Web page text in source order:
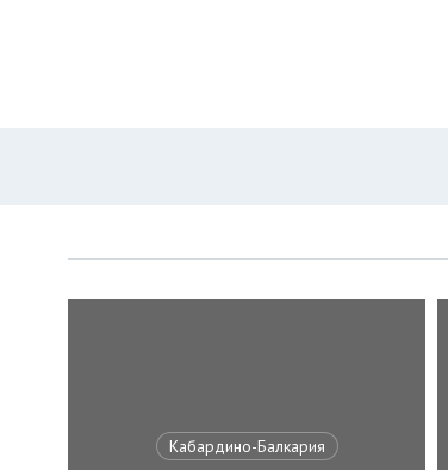
Кабардино-Балкария